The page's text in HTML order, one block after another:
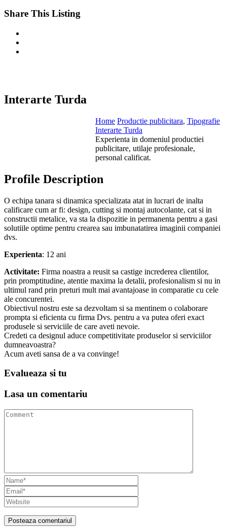
Share This Listing
Interarte Turda
Home Productie publicitara, Tipografie
Interarte Turda
Experienta in domeniul productiei
publicitare, utilaje profesionale,
personal calificat.
Profile Description
O echipa tanara si dinamica specializata atat in lucrari de inalta
calificare cum ar fi: design, cutting si montaj autocolante, cat si in
constructii metalice, va sta la dispozitie in permanenta pentru a gasi
solutiile optime pentru crearea sau imbunatatirea imaginii companiei
dvs.
Experienta: 12 ani
Activitate: Firma noastra a reusit sa castige increderea clientilor,
prin promptitudine, atentie maxima la detalii, profesionalism si nu in
ultimul rand prin preturi mult mai avantajoase in comparatie cu cele
ale concurentei.
Obiectivul nostru este sa dezvoltam si sa mentinem o colaborare
prompta si eficienta cu firma Dvs. pentru a va putea oferi exact
produsele si serviciile de care aveti nevoie.
Credeti ca designul aduce competitivitate produselor si serviciilor
dumneavoastra?
Acum aveti sansa de a va convinge!
Evalueaza si tu
Lasa un comentariu